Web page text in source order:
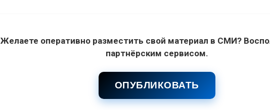
Желаете оперативно разместить свой материал в СМИ?
партнёрским сервисом.
ОПУБЛИКОВАТЬ